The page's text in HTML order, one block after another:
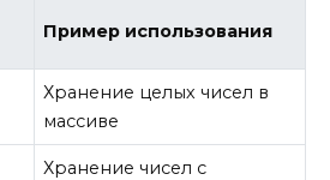
Пример использования
Хранение целых чисел в
массиве
Хранение чисел с